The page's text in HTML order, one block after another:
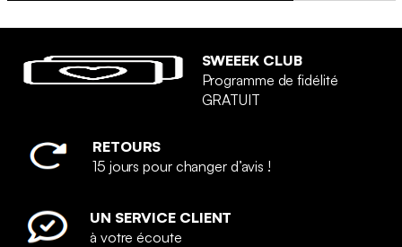
SWEEEK CLUB
Programme de fidélité
GRATUIT
RETOURS
15 jours pour changer d’avis !
UN SERVICE CLIENT
à votre écoute